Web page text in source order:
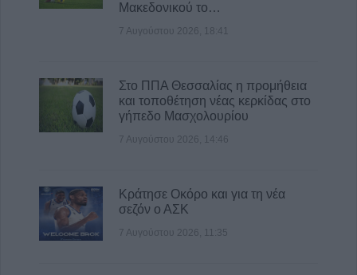
Μακεδονικού το…
7 Αυγούστου 2026, 18:41
Στο ΠΠΑ Θεσσαλίας η προμήθεια
και τοποθέτηση νέας κερκίδας στο
γήπεδο Μασχολουρίου
7 Αυγούστου 2026, 14:46
Κράτησε Οκόρο και για τη νέα
σεζόν ο ΑΣΚ
7 Αυγούστου 2026, 11:35